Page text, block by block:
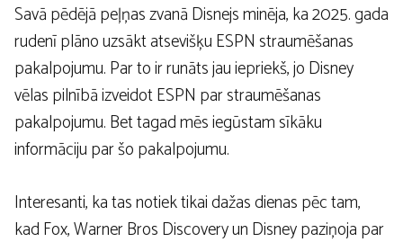
Savā pēdējā peļņas zvanā Disnejs minēja, ka 2025. gada
rudenī plāno uzsākt atsevišķu ESPN straumēšanas
pakalpojumu. Par to ir runāts jau iepriekš, jo Disney
vēlas pilnībā izveidot ESPN par straumēšanas
pakalpojumu. Bet tagad mēs iegūstam sīkāku
informāciju par šo pakalpojumu.
Interesanti, ka tas notiek tikai dažas dienas pēc tam,
kad Fox, Warner Bros Discovery un Disney paziņoja par